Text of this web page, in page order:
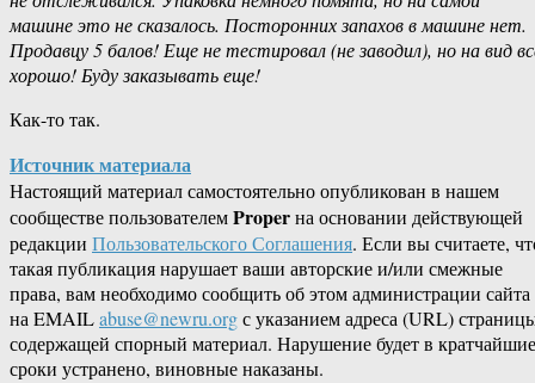
машине это не сказалось. Посторонних запахов в машине нет.
Продавцу 5 балов! Еще не тестировал (не заводил), но на вид
хорошо! Буду заказывать еще!
Как-то так.
Источник материала
Настоящий материал самостоятельно опубликован в нашем
сообществе пользователемProperна основании действующей
редакции Пользовательского Соглашения. Если вы считаете,
такая публикация нарушает ваши авторские и/или смежные
права, вам необходимо сообщить об этом администрации сайта
на EMAILabuse@newru.orgс указанием адреса (URL)
содержащей спорный материал. Нарушение будет в кратчайшие
сроки устранено, виновные наказаны.